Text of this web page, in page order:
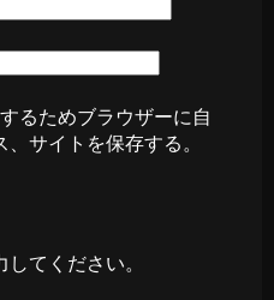
るためブラウザーに自
サイトを保存する。
してください。